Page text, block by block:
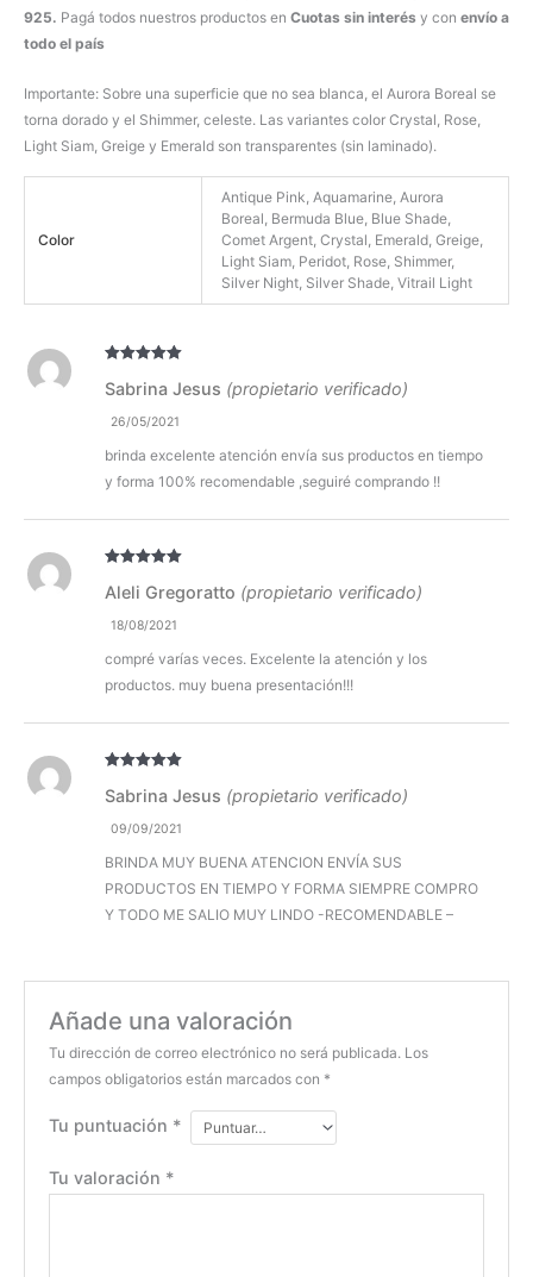
925. Pagá todos nuestros productos en Cuotas sin interés y con envío a
todo el país
Importante: Sobre una superficie que no sea blanca, el Aurora Boreal se
torna dorado y el Shimmer, celeste. Las variantes color Crystal, Rose,
Light Siam, Greige y Emerald son transparentes (sin laminado).
Color
Antique Pink, Aquamarine, Aurora
Boreal, Bermuda Blue, Blue Shade,
Comet Argent, Crystal, Emerald, Greige,
Light Siam, Peridot, Rose, Shimmer,
Silver Night, Silver Shade, Vitrail Light
5de 5
Sabrina Jesus (propietario verificado)
26/05/2021
brinda excelente atención envía sus productos en tiempo
y forma 100% recomendable ,seguiré comprando !!
5de 5
Aleli Gregoratto (propietario verificado)
18/08/2021
compré varías veces. Excelente la atención y los
productos. muy buena presentación!!!
5de 5
Sabrina Jesus (propietario verificado)
09/09/2021
BRINDA MUY BUENA ATENCION ENVÍA SUS
PRODUCTOS EN TIEMPO Y FORMA SIEMPRE COMPRO
Y TODO ME SALIO MUY LINDO -RECOMENDABLE –
Añade una valoración
Tu dirección de correo electrónico no será publicada. Los
campos obligatorios están marcados con *
Tu puntuación *
Tu valoración *